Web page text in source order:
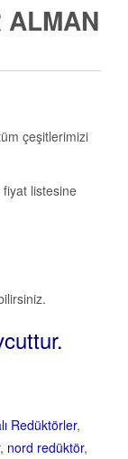
ALMAN
çeşitlerimizi
listesine
Redüktörler,
, nord redüktör,